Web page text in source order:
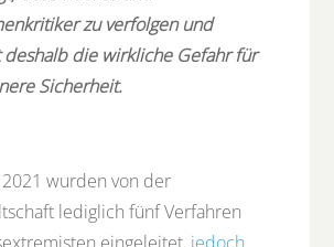
zu verfolgen und
deshalb die wirkliche Gefahr für
Sicherheit.
2021 wurden von der
lediglich fünf Verfahren